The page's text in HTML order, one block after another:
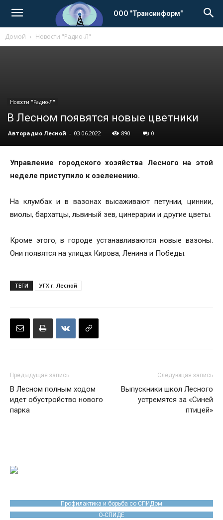
ООО "Трансинформ"
Домой Новости "Радио-Л"
Новости "Радио-Л"
В Лесном появятся новые цветники
Авторадио Лесной - 03.06.2022 890 0
Управление городского хозяйства Лесного на этой
неделе приступило к озеленению.
На клумбах и в вазонах высаживают петунии, циннии,
виолы, бархатцы, львиный зев, цинерарии и другие цветы.
Кроме этого, в городе устанавливаются новые вазоны.
Они появятся на улицах Кирова, Ленина и Победы.
ТЕГИ УГХ г. Лесной
Предыдущая запись
В Лесном полным ходом
идет обустройство нового
парка
Следующая запись
Выпускники школ Лесного
устремятся за «Синей
птицей»
Профилактика и борьба со СПИДом
О-СПИДЕ